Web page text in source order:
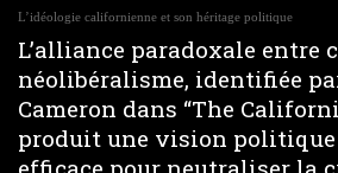
L’idéologie californienne et son héritage politique
L’alliance paradoxale entre
néolibéralisme, identifiée
Cameron dans “The
produit une vision